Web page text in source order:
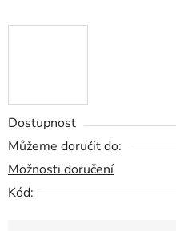
Dostupnost
Můžeme doručit do:
Možnosti doručení
Kód: